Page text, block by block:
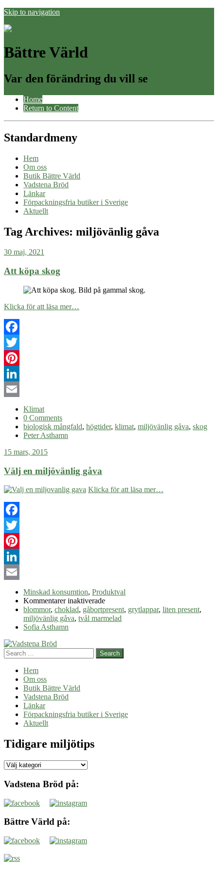
Skip to navigation
Bättre Värld
Var den förändring du vill se
Home
Return to Content
Standardmeny
Hem
Om oss
Butik Bättre Värld
Vadstena Bröd
Länkar
Förpackningsfria butiker i Sverige
Aktuellt
Tag Archives: miljövänlig gåva
30 maj, 2021
Att köpa skog
Klicka för att läsa mer…
Facebook
Twitter
Pinterest
LinkedIn
Klimat
0 Comments
biologisk mångfald, högtider, klimat, miljövänlig gåva, skog
Peter Asthamn
15 mars, 2015
Välj en miljövänlig gåva
Klicka för att läsa mer…
Facebook
Twitter
Pinterest
LinkedIn
Minskad konsumtion, Produktval
Kommentarer inaktiveradeför
Välj
en
blommor, choklad, gåbortpresent, grytlappar, liten present,
miljövänlig gåva, tvål marmelad
Sofia Asthamn
Search
Hem
Om oss
Butik Bättre Värld
Vadstena Bröd
Länkar
Förpackningsfria butiker i Sverige
Aktuellt
Tidigare miljötips
Tidigare
Vadstena Bröd på:
Bättre Värld på: